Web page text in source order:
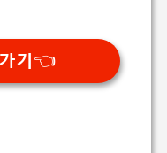
기👈